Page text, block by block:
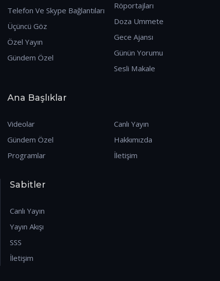
Telefon Ve Skype Bağlantıları
Üçüncü Göz
Özel Yayın
Gündem Özel
Röportajları
Doza Ummete
Gece Ajansı
Günün Yorumu
Sesli Makale
Ana Başlıklar
Videolar
Gündem Özel
Programlar
Canlı Yayın
Hakkımızda
İletişim
Sabitler
Canlı Yayın
Yayın Akışı
SSS
İletişim